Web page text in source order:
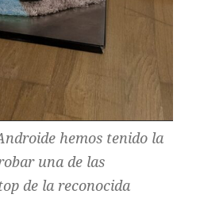
hemos tenido la
una de las
de la reconocida